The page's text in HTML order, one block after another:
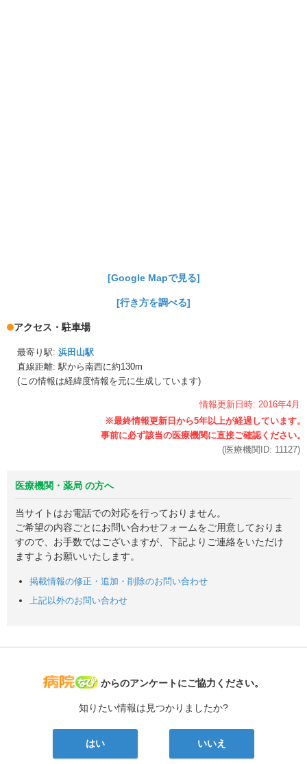
[Google Mapで見る]
[行き方を調べる]
アクセス・駐車場
最寄り駅: 浜田山駅
直線距離: 駅から南西に約130m
(この情報は経緯度情報を元に生成しています)
情報更新日時: 2016年4月
(医療機関ID: 11127)
医療機関・薬局 の方へ
当サイトはお電話での対応を行っておりません。
ご希望の内容ごとにお問い合わせフォームをご用意しておりま
すので、お手数ではございますが、下記よりご連絡をいただけ
ますようお願いいたします。
掲載情報の修正・追加・削除のお問い合わせ
上記以外のお問い合わせ
病院なび
からのアンケートにご協力ください。
知りたい情報は見つかりましたか?
はい いいえ